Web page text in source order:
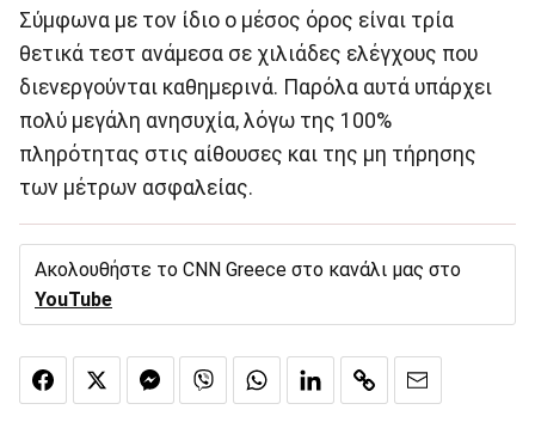
Σύμφωνα με τον ίδιο ο μέσος όρος είναι τρία
θετικά τεστ ανάμεσα σε χιλιάδες ελέγχους που
διενεργούνται καθημερινά. Παρόλα αυτά υπάρχει
πολύ μεγάλη ανησυχία, λόγω της 100%
πληρότητας στις αίθουσες και της μη τήρησης
των μέτρων ασφαλείας.
Ακολουθήστε το CNN Greece στο κανάλι μας στο
YouTube